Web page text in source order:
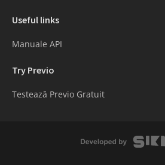
Useful links
Manuale API
Try Previo
Testează Previo Gratuit